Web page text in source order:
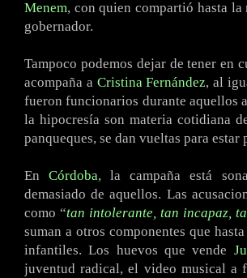
Menem, con quien compartió hasta
gobernador.
Tampoco podemos dejar de tener en
acompaña a Cristina Fernández, al
fueron funcionarios durante aquellos
la hipocresía son materia cotidiana
panqueques, se dan vueltas para estar
EnCórdoba, la campaña está
demasiado de aquellos. Las
como “tan intolerante, tan incapaz,
suman a otros componentes que
infantiles. Los huevos que vende
juventud radical, el video musical a